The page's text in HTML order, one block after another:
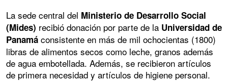
La sede central del Ministerio de Desarrollo Social
(Mides) recibió donación por parte de la Universidad de
Panamá consistente en más de mil ochocientas (1800)
libras de alimentos secos como leche, granos además
de agua embotellada. Además, se recibieron artículos
de primera necesidad y artículos de higiene personal.